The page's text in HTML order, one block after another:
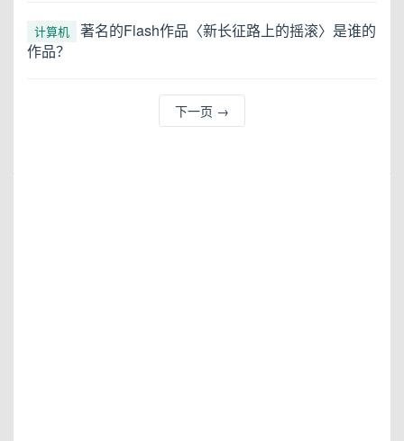
计算机
著名的Flash作品〈新长征路上的摇滚〉是谁的
作品？
下一页 →